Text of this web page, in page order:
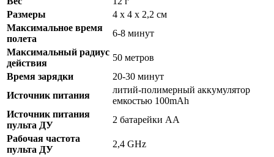
Размеры
4 х 4 х 2,2 см
Максимальное время
полета
6-8 минут
Максимальный радиус
действия
50 метров
Время зарядки
20-30 минут
Источник питания
литий-полимерный аккумулятор
емкостью 100mAh
Источник питания
пульта ДУ
2 батарейки АА
Рабочая частота
пульта ДУ
2,4 GHz